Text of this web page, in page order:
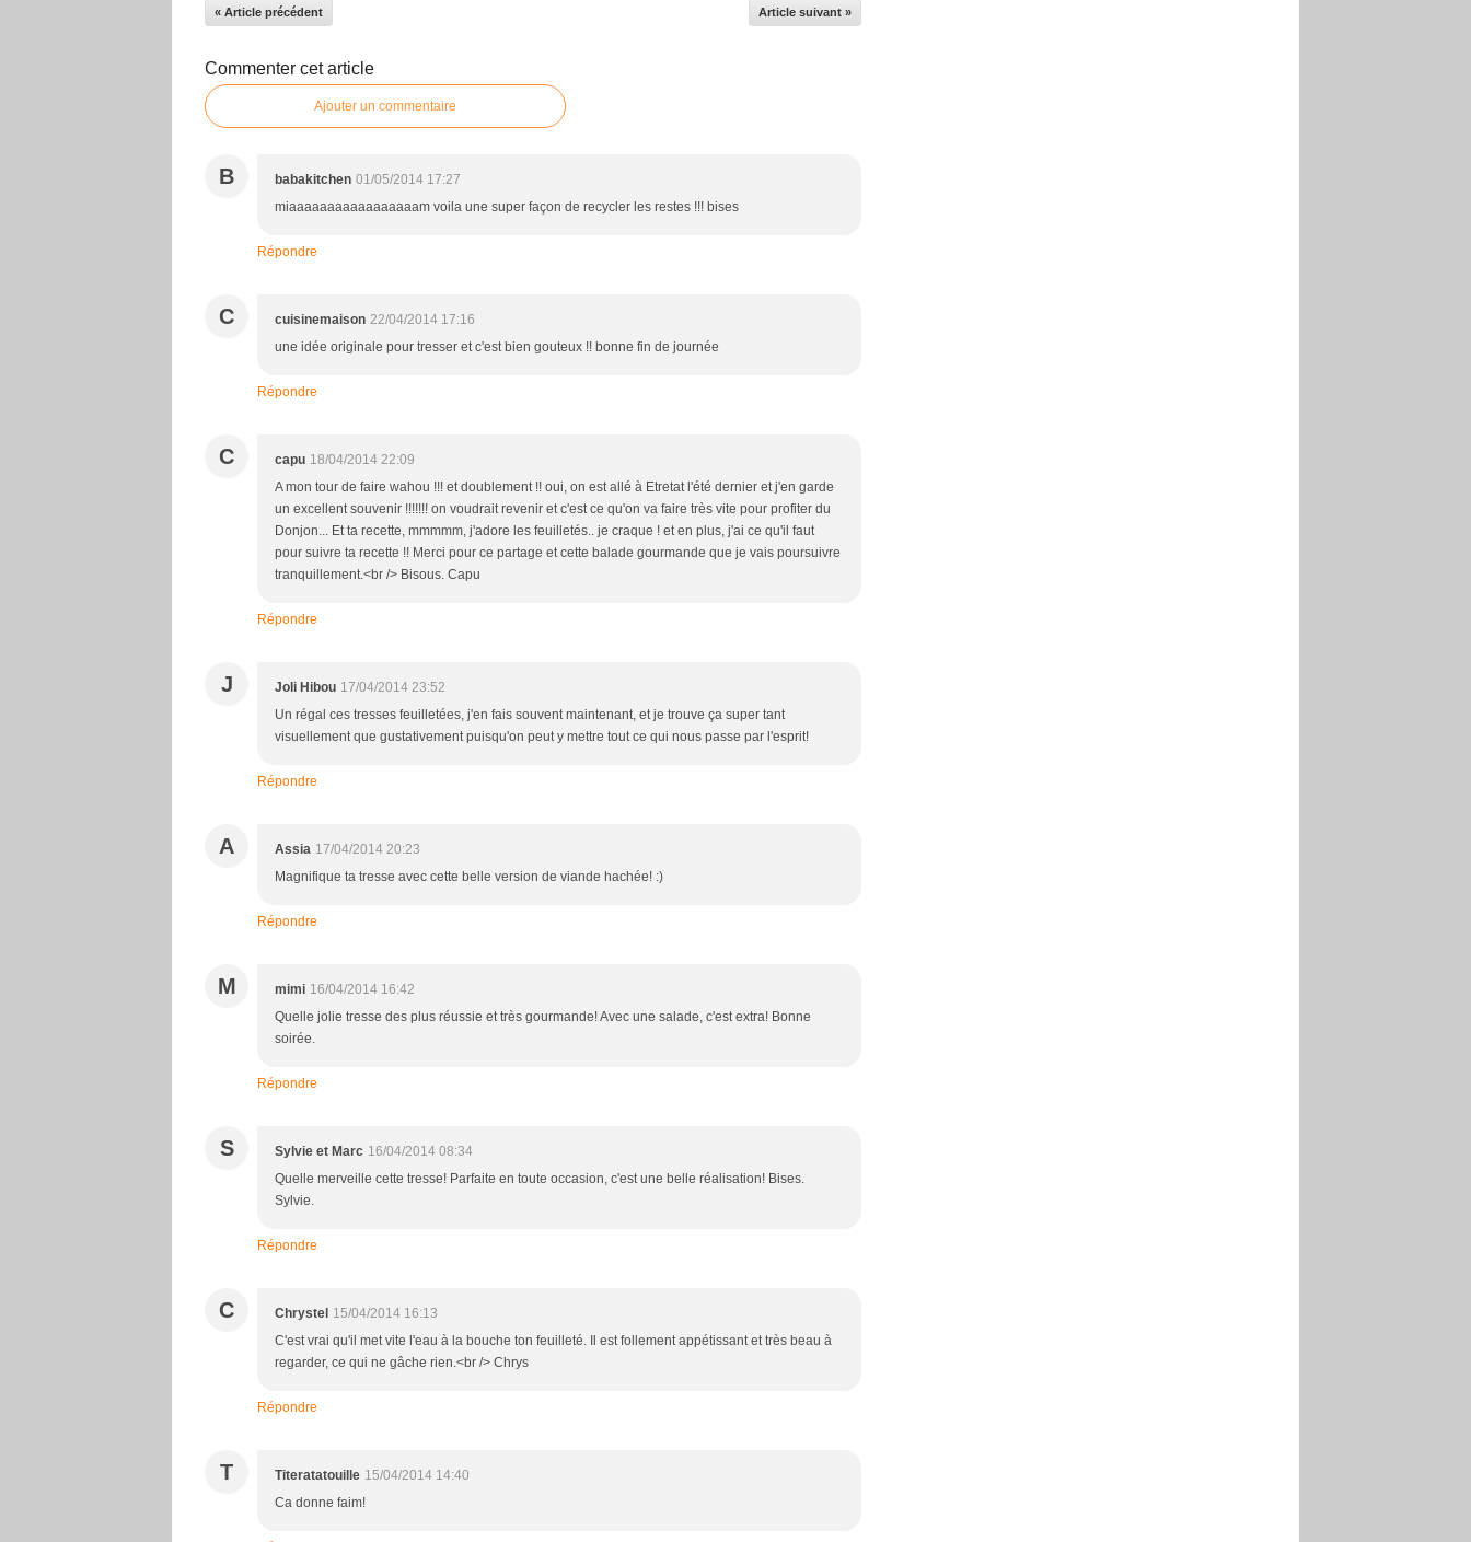
« Article précédent Article suivant »
Commenter cet article
Ajouter un commentaire
B babakitchen 01/05/2014 17:27
miaaaaaaaaaaaaaaaaam voila une super façon de recycler les restes !!! bises
Répondre
C cuisinemaison 22/04/2014 17:16
une idée originale pour tresser et c'est bien gouteux !! bonne fin de journée
Répondre
C capu 18/04/2014 22:09
A mon tour de faire wahou !!! et doublement !! oui, on est allé à Etretat l'été dernier et j'en garde
un excellent souvenir !!!!!!! on voudrait revenir et c'est ce qu'on va faire très vite pour profiter du
Donjon... Et ta recette, mmmmm, j'adore les feuilletés.. je craque ! et en plus, j'ai ce qu'il faut
pour suivre ta recette !! Merci pour ce partage et cette balade gourmande que je vais poursuivre
tranquillement.<br /> Bisous. Capu
Répondre
J Joli Hibou 17/04/2014 23:52
Un régal ces tresses feuilletées, j'en fais souvent maintenant, et je trouve ça super tant
visuellement que gustativement puisqu'on peut y mettre tout ce qui nous passe par l'esprit!
Répondre
A Assia 17/04/2014 20:23
Magnifique ta tresse avec cette belle version de viande hachée! :)
Répondre
M mimi 16/04/2014 16:42
Quelle jolie tresse des plus réussie et très gourmande! Avec une salade, c'est extra! Bonne
soirée.
Répondre
S Sylvie et Marc 16/04/2014 08:34
Quelle merveille cette tresse! Parfaite en toute occasion, c'est une belle réalisation! Bises.
Sylvie.
Répondre
C Chrystel 15/04/2014 16:13
C'est vrai qu'il met vite l'eau à la bouche ton feuilleté. Il est follement appétissant et très beau à
regarder, ce qui ne gâche rien.<br /> Chrys
Répondre
T Titeratatouille 15/04/2014 14:40
Ca donne faim!